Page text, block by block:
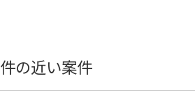
の近い案件